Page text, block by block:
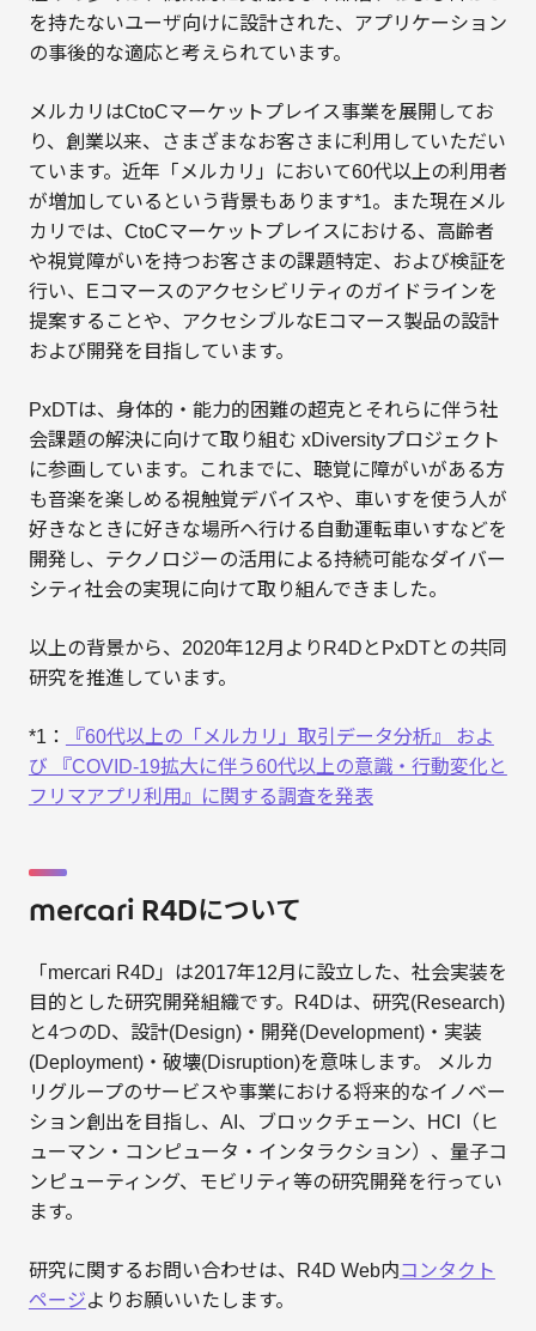
を持たないユーザ向けに設計された、アプリケーション
の事後的な適応と考えられています。
メルカリはCtoCマーケットプレイス事業を展開してお
り、創業以来、さまざまなお客さまに利用していただい
ています。近年「メルカリ」において60代以上の利用者
が増加しているという背景もあります*1。また現在メル
カリでは、CtoCマーケットプレイスにおける、高齢者
や視覚障がいを持つお客さまの課題特定、および検証を
行い、Eコマースのアクセシビリティのガイドラインを
提案することや、アクセシブルなEコマース製品の設計
および開発を目指しています。
PxDTは、身体的・能力的困難の超克とそれらに伴う社
会課題の解決に向けて取り組む xDiversityプロジェクト
に参画しています。これまでに、聴覚に障がいがある方
も音楽を楽しめる視触覚デバイスや、車いすを使う人が
好きなときに好きな場所へ行ける自動運転車いすなどを
開発し、テクノロジーの活用による持続可能なダイバー
シティ社会の実現に向けて取り組んできました。
以上の背景から、2020年12月よりR4DとPxDTとの共同
研究を推進しています。
*1：
『60代以上の「メルカリ」取引データ分析』 およ
び 『COVID-19拡大に伴う60代以上の意識・行動変化と
フリマアプリ利用』に関する調査を発表
mercari R4Dについて
「mercari R4D」は2017年12月に設立した、社会実装を
目的とした研究開発組織です。R4Dは、研究(Research)
と4つのD、設計(Design)・開発(Development)・実装
(Deployment)・破壊(Disruption)を意味します。 メルカ
リグループのサービスや事業における将来的なイノベー
ション創出を目指し、AI、ブロックチェーン、HCI（ヒ
ューマン・コンピュータ・インタラクション）、量子コ
ンピューティング、モビリティ等の研究開発を行ってい
ます。
研究に関するお問い合わせは、R4D Web内コンタクト
ページよりお願いいたします。